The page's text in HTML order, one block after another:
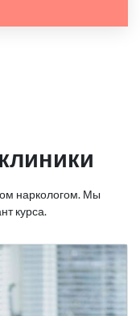
наркологом. Мы
курса.